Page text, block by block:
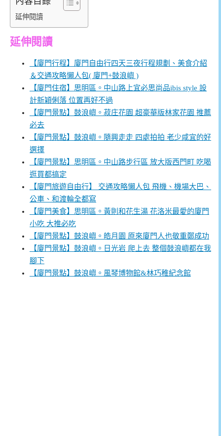
延伸閱讀
延伸閱讀
【廈門行程】廈門自由行四天三夜行程規劃、美食介紹
＆交通攻略懶人包( 廈門+鼓浪嶼 )
【廈門住宿】思明區。中山路上宜必思尚品ibis style 設
計新穎俐落 位置再好不過
【廈門景點】鼓浪嶼。菽庄花園 超豪華版林家花園 推薦
必去
【廈門景點】鼓浪嶼。隨興走走 四處拍拍 老少咸宜的好
選擇
【廈門景點】思明區。中山路步行區 放大版西門町 吃喝
逛買都搞定
【廈門旅遊自由行】 交通攻略懶人包 飛機、機場大巴、
公車、和渡輪全都寫
【廈門美食】思明區。黃則和花生湯 花洛米最愛的廈門
小吃 大推必吃
【廈門景點】鼓浪嶼。皓月園 原來廈門人也敬重鄭成功
【廈門景點】鼓浪嶼。日光岩 爬上去 整個鼓浪嶼都在我
腳下
【廈門景點】鼓浪嶼。風琴博物館&林巧稚紀念館